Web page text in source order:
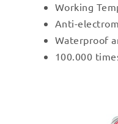
Working
Anti-
Waterproof
100.000